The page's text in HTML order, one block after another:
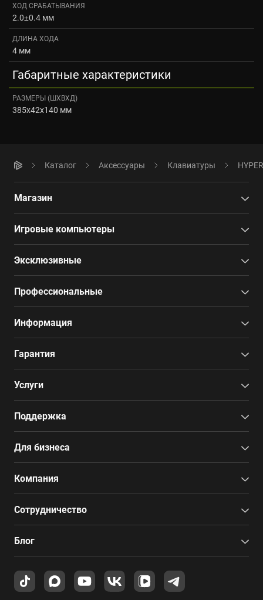
ХОД СРАБАТЫВАНИЯ
2.0±0.4 мм
ДЛИНА ХОДА
4 мм
Габаритные характеристики
РАЗМЕРЫ (ШXВXД)
385x42x140 мм
Каталог Аксессуары Клавиатуры
Магазин
Игровые компьютеры
Эксклюзивные
Профессиональные
Информация
Гарантия
Услуги
Поддержка
Для бизнеса
Компания
Сотрудничество
Блог